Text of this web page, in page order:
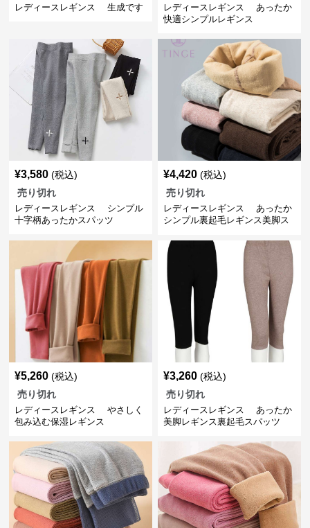
レディースレギンス 生成です
レディースレギンス あったか
快適シンプルレギンス
¥3,580 (税込)
売り切れ
レディースレギンス シンプル
十字柄あったかスパッツ
¥4,420 (税込)
売り切れ
レディースレギンス あったか
シンプル裏起毛レギンス美脚ス
¥5,260 (税込)
売り切れ
レディースレギンス やさしく
包み込む保湿レギンス
¥3,260 (税込)
売り切れ
レディースレギンス あったか
美脚レギンス裏起毛スパッツ